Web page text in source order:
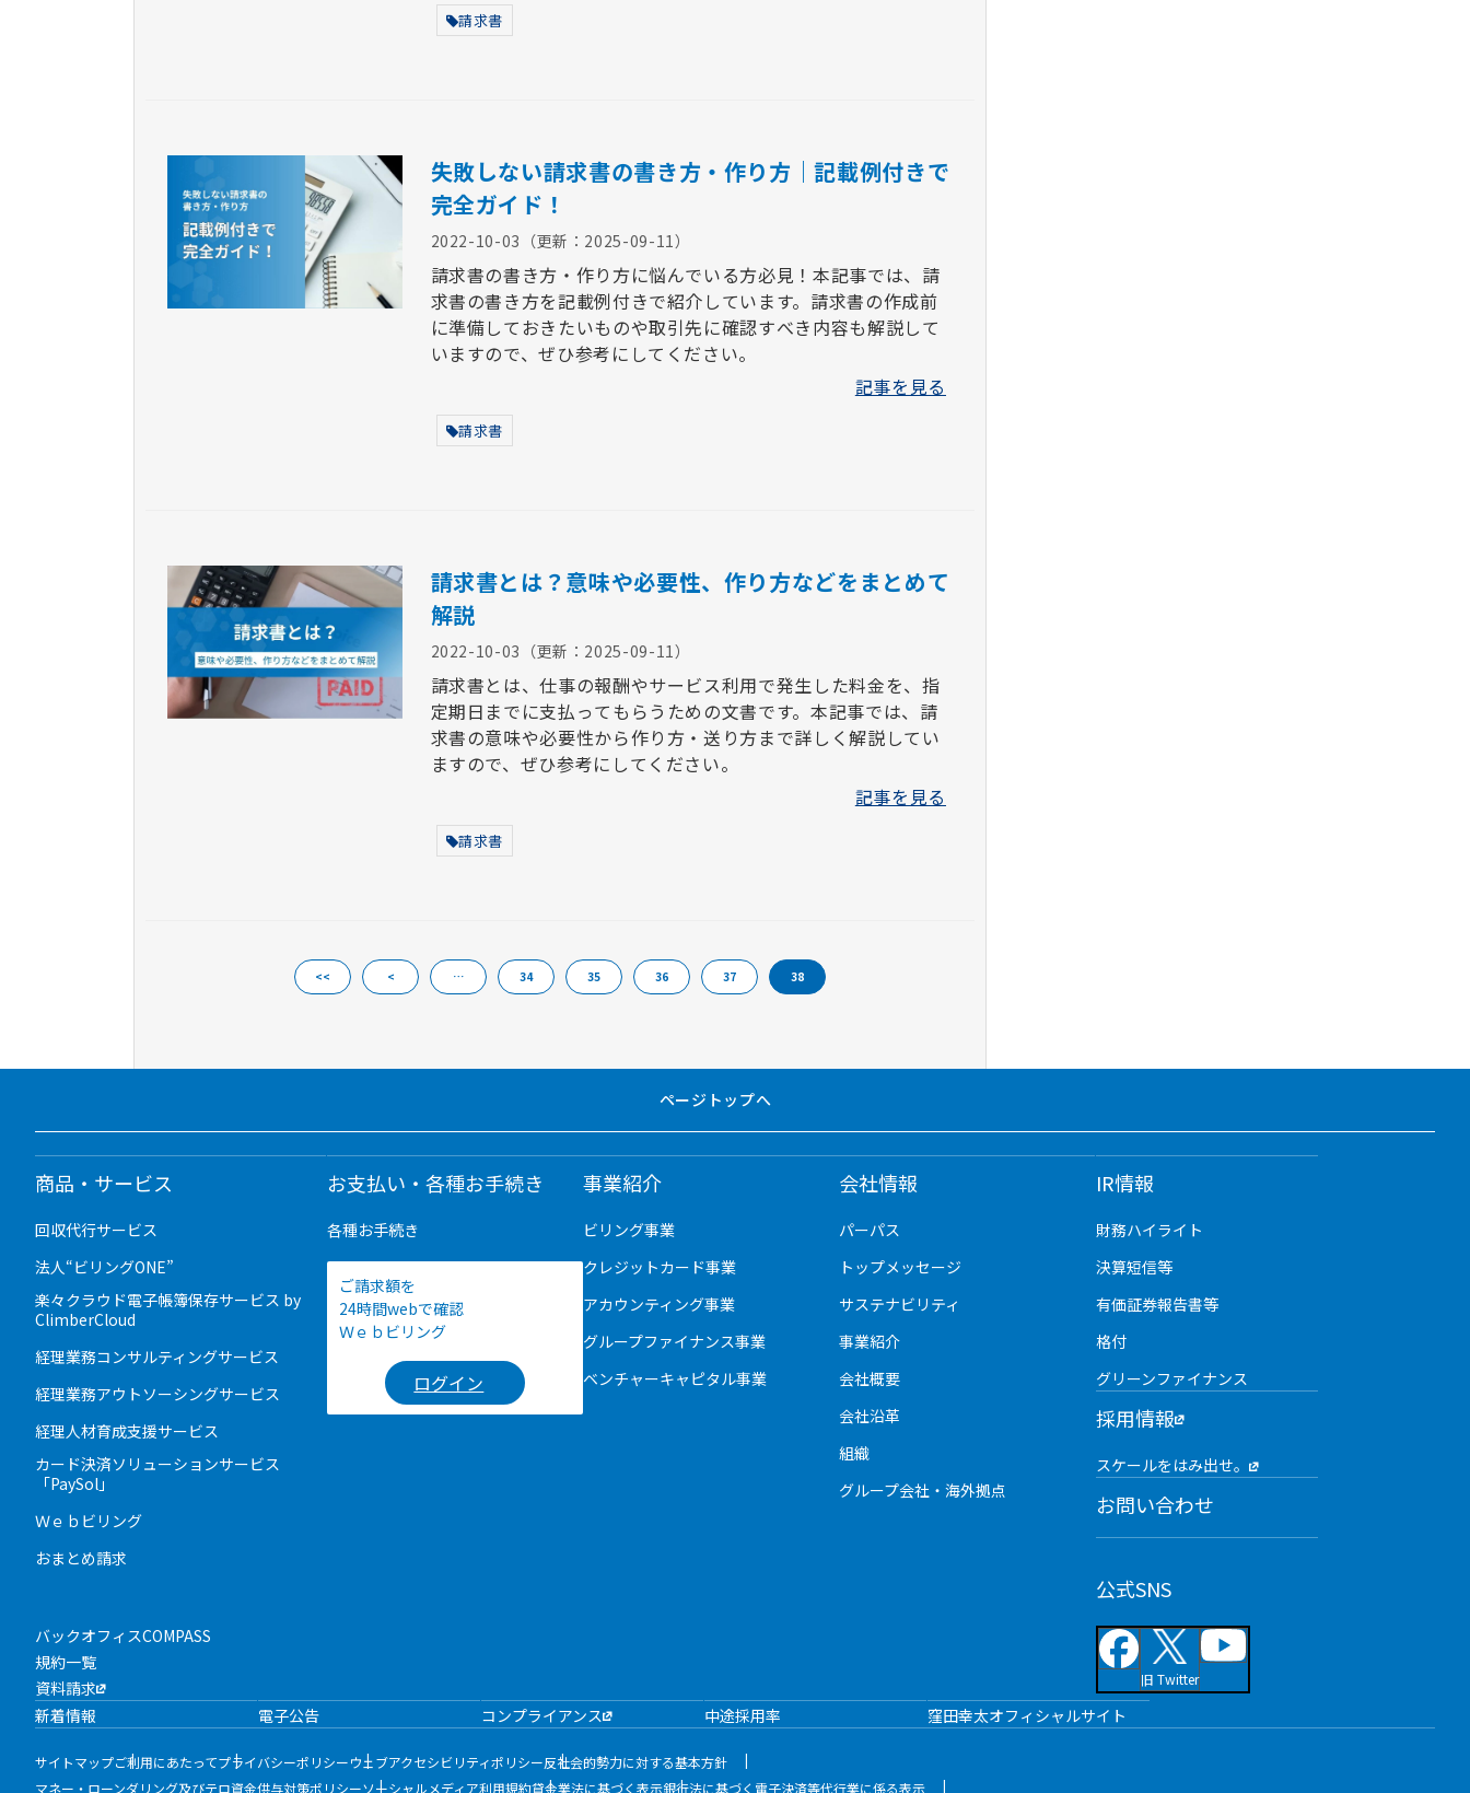
請求書
失敗しない請求書の書き方・作り方｜記載例付きで
完全ガイド！
2022-10-03 （更新： 2025-09-11）
請求書の書き方・作り方に悩んでいる方必見！本記事では、請
求書の書き方を記載例付きで紹介しています。請求書の作成前
に準備しておきたいものや取引先に確認すべき内容も解説して
いますので、ぜひ参考にしてください。
記事を見る
請求書
請求書とは？意味や必要性、作り方などをまとめて
解説
2022-10-03 （更新： 2025-09-11）
請求書とは、仕事の報酬やサービス利用で発生した料金を、指
定期日までに支払ってもらうための文書です。本記事では、請
求書の意味や必要性から作り方・送り方まで詳しく解説してい
ますので、ぜひ参考にしてください。
記事を見る
請求書
<< < … 34 35 36 37 38
ページトップへ
商品・サービス
回収代行サービス
法人“ビリングONE”
楽々クラウド電子帳簿保存サービス by
ClimberCloud
経理業務コンサルティングサービス
経理業務アウトソーシングサービス
経理人材育成支援サービス
カード決済ソリューションサービス
「PaySol」
Ｗｅｂビリング
おまとめ請求
バックオフィスCOMPASS
規約一覧
資料請求
お支払い・各種お手続き
各種お手続き
ご請求額を
24時間webで確認
Ｗｅｂビリング
ログイン
事業紹介
ビリング事業
クレジットカード事業
アカウンティング事業
グループファイナンス事業
ベンチャーキャピタル事業
会社情報
パーパス
トップメッセージ
サステナビリティ
事業紹介
会社概要
会社沿革
組織
グループ会社・海外拠点
IR情報
財務ハイライト
決算短信等
有価証券報告書等
格付
グリーンファイナンス
採用情報
スケールをはみ出せ。
お問い合わせ
公式SNS
旧 Twitter
新着情報 電子公告 コンプライアンス 中途採用率 窪田幸太オフィシャルサイト
サイトマップご利用にあたってプライバシーポリシーウェブアクセシビリティポリシー反社会的勢力に対する基本方針
マネー・ローンダリング及びテロ資金供与対策ポリシーソーシャルメディア利用規約貸金業法に基づく表示銀行法に基づく電子決済等代行業に係る表示